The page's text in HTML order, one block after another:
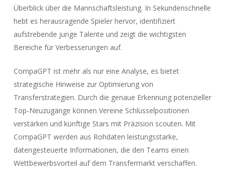
Überblick über die Mannschaftsleistung. In Sekundenschnelle
hebt es herausragende Spieler hervor, identifiziert
aufstrebende junge Talente und zeigt die wichtigsten
Bereiche für Verbesserungen auf.
CompaGPT ist mehr als nur eine Analyse, es bietet
strategische Hinweise zur Optimierung von
Transferstrategien. Durch die genaue Erkennung potenzieller
Top-Neuzugänge können Vereine Schlüsselpositionen
verstärken und künftige Stars mit Präzision scouten. Mit
CompaGPT werden aus Rohdaten leistungsstarke,
datengesteuerte Informationen, die den Teams einen
Wettbewerbsvorteil auf dem Transfermarkt verschaffen.